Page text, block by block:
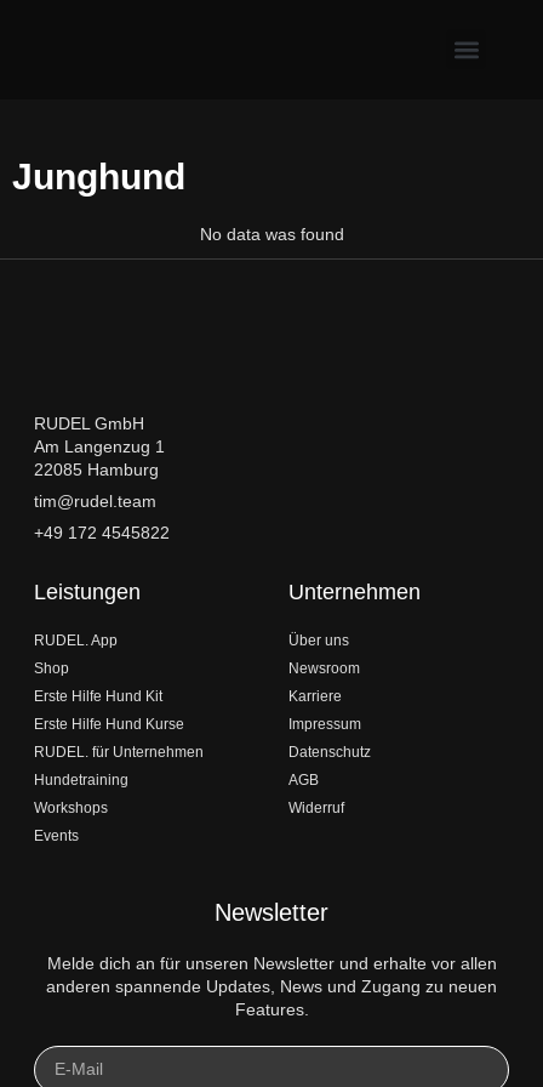
Junghund
No data was found
RUDEL GmbH
Am Langenzug 1
22085 Hamburg
tim@rudel.team
+49 172 4545822
Leistungen
RUDEL. App
Shop
Erste Hilfe Hund Kit
Erste Hilfe Hund Kurse
RUDEL. für Unternehmen
Hundetraining
Workshops
Events
Unternehmen
Über uns
Newsroom
Karriere
Impressum
Datenschutz
AGB
Widerruf
Newsletter
Melde dich an für unseren Newsletter und erhalte vor allen
anderen spannende Updates, News und Zugang zu neuen
Features.